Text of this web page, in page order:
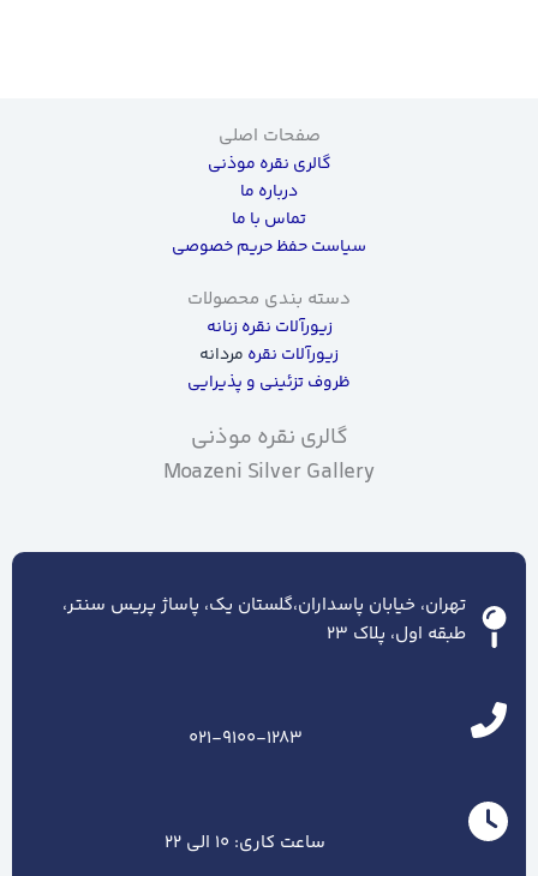
صفحات اصلی
گالری نقره موذنی
درباره ما
تماس با ما
سیاست حفظ حریم خصوصی
دسته بندی محصولات
زیورآلات نقره زنانه
زیورآلات نقره مردانه
ظروف تزئینی و پذیرایی
گالری نقره موذنی
Moazeni Silver Gallery
تهران، خیابان پاسداران،گلستان یک، پاساژ پریس سنتر،
طبقه اول، پلاک ۲۳
021-9100-1283
ساعت کاری: 10 الی 22